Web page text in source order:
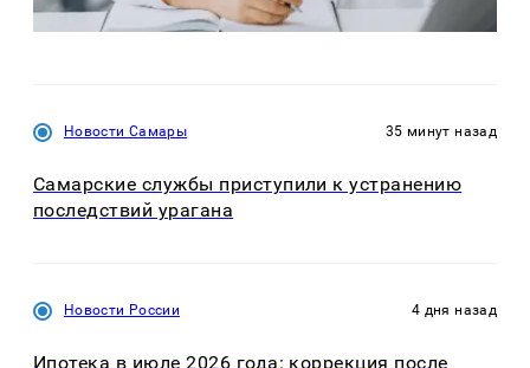
Новости Самары 35 минут назад
Самарские службы приступили к устранению
последствий урагана
Новости России 4 дня назад
Ипотека в июле 2026 года: коррекция после